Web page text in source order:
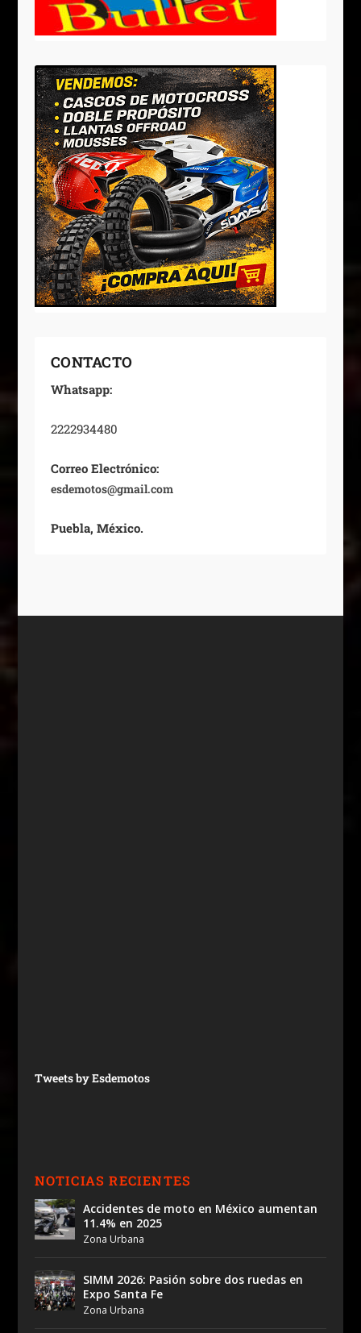
CONTACTO
Whatsapp:
2222934480
Correo Electrónico:
esdemotos@gmail.com
Puebla, México.
Tweets by Esdemotos
NOTICIAS RECIENTES
Accidentes de moto en México aumentan
11.4% en 2025
Zona Urbana
SIMM 2026: Pasión sobre dos ruedas en
Expo Santa Fe
Zona Urbana